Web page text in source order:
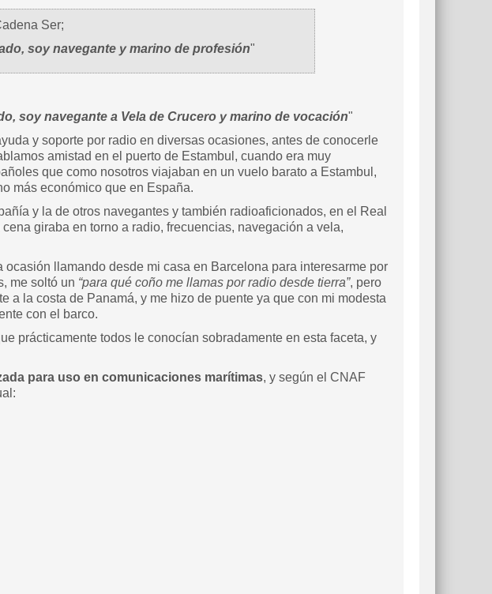
Ser;
soy navegante y marino de profesión"
soy navegante a Vela de Crucero y marino de vocación"
y soporte por radio en diversas ocasiones, antes de conocerle
amistad en el puerto de Estambul, cuando era muy
que como nosotros viajaban en un vuelo barato a Estambul,
más económico que en España.
y la de otros navegantes y también radioaficionados, en el Real
giraba en torno a radio, frecuencias, navegación a vela,
llamando desde mi casa en Barcelona para interesarme por
me soltó un “para qué coño me llamas por radio desde tierra”, pero
la costa de Panamá, y me hizo de puente ya que con mi modesta
con el barco.
prácticamente todos le conocían sobradamente en esta faceta, y
para uso en comunicaciones marítimas, y según el CNAF